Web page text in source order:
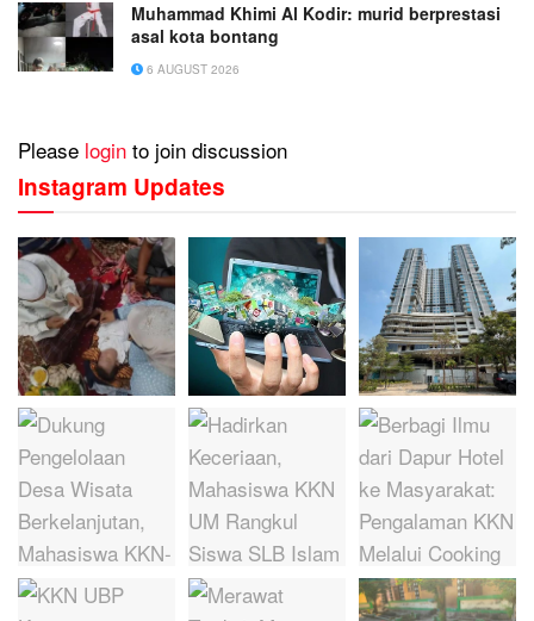
Muhammad Khimi Al Kodir: murid berprestasi
asal kota bontang
6 AUGUST 2026
Please login to join discussion
Instagram Updates